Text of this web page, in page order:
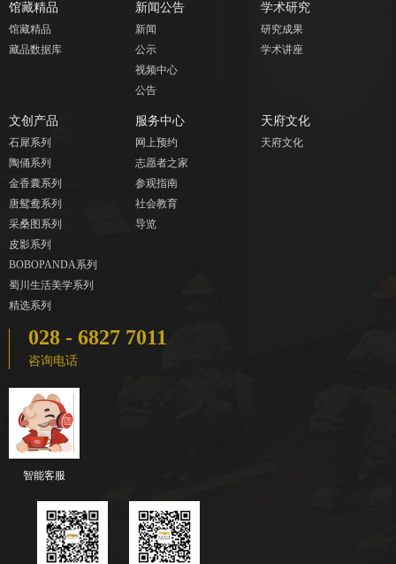
馆藏精品
馆藏精品
藏品数据库
新闻公告
新闻
公示
视频中心
公告
学术研究
研究成果
学术讲座
文创产品
石犀系列
陶俑系列
金香囊系列
唐鸳鸯系列
采桑图系列
皮影系列
BOBOPANDA系列
蜀川生活美学系列
精选系列
服务中心
网上预约
志愿者之家
参观指南
社会教育
导览
天府文化
天府文化
028 - 6827 7011
咨询电话
智能客服